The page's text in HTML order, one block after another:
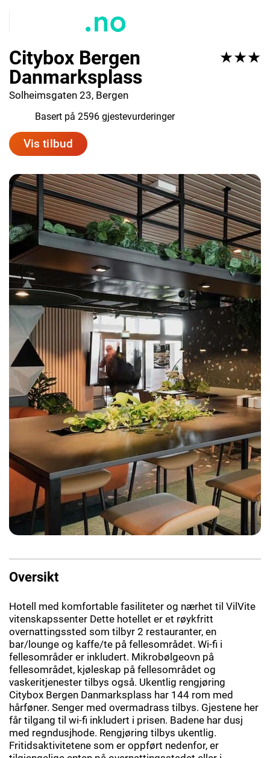
Citybox Bergen
Danmarksplass
★★★
Solheimsgaten 23, Bergen
Basert på 2596 gjestevurderinger
Vis tilbud
Oversikt
Hotell med komfortable fasiliteter og nærhet til VilVite
vitenskapssenter Dette hotellet er et røykfritt
overnattingssted som tilbyr 2 restauranter, en
bar/lounge og kaffe/te på fellesområdet. Wi-fi i
fellesområder er inkludert. Mikrobølgeovn på
fellesområdet, kjøleskap på fellesområdet og
vaskeritjenester tilbys også. Ukentlig rengjøring
Citybox Bergen Danmarksplass har 144 rom med
hårføner. Senger med overmadrass tilbys. Gjestene her
får tilgang til wi-fi inkludert i prisen. Badene har dusj
med regndusjhode. Rengjøring tilbys ukentlig.
Fritidsaktivitetene som er oppført nedenfor, er